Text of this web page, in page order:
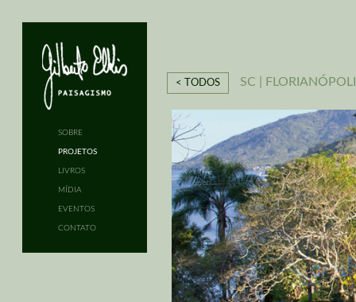
SOBRE
PROJETOS
LIVROS
MÍDIA
EVENTOS
CONTATO
< TODOS SC |